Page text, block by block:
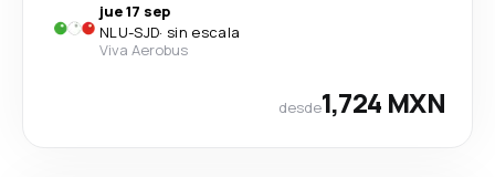
jue 17 sep
NLU-SJD· sin escala
Viva Aerobus
desde1,724 MXN